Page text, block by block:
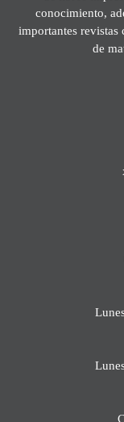
conocimiento,
importantes revistas
de